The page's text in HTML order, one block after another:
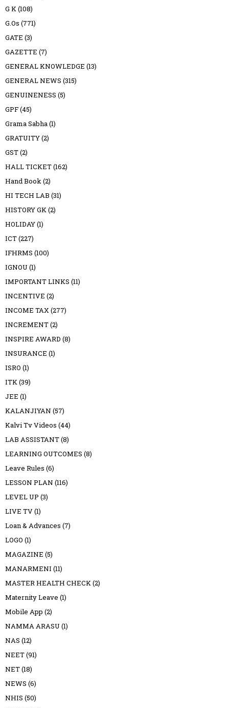
G K(108)
G.Os (771)
GATE (3)
GAZETTE (7)
GENERAL KNOWLEDGE (13)
GENERAL NEWS (315)
GENUINENESS (5)
GPF(45)
Grama Sabha(1)
GRATUITY(2)
GST(2)
HALL TICKET(162)
Hand Book(2)
HI TECH LAB (31)
HISTORY GK(2)
HOLIDAY(1)
ICT(227)
IFHRMS (100)
IGNOU (1)
IMPORTANT LINKS (11)
INCENTIVE (2)
INCOME TAX(277)
INCREMENT(2)
INSPIRE AWARD (8)
INSURANCE (1)
ISRO (1)
ITK(39)
JEE (1)
KALANJIYAN (57)
Kalvi Tv Videos (44)
LAB ASSISTANT(8)
LEARNING OUTCOMES (8)
Leave Rules (6)
LESSON PLAN (116)
LEVEL UP (3)
LIVE TV(1)
Loan & Advances (7)
LOGO (1)
MAGAZINE (5)
MANARMENI (11)
MASTER HEALTH CHECK(2)
Maternity Leave (1)
Mobile App (2)
NAMMA ARASU (1)
NAS (12)
NEET(91)
NET(18)
NEWS (6)
NHIS (50)